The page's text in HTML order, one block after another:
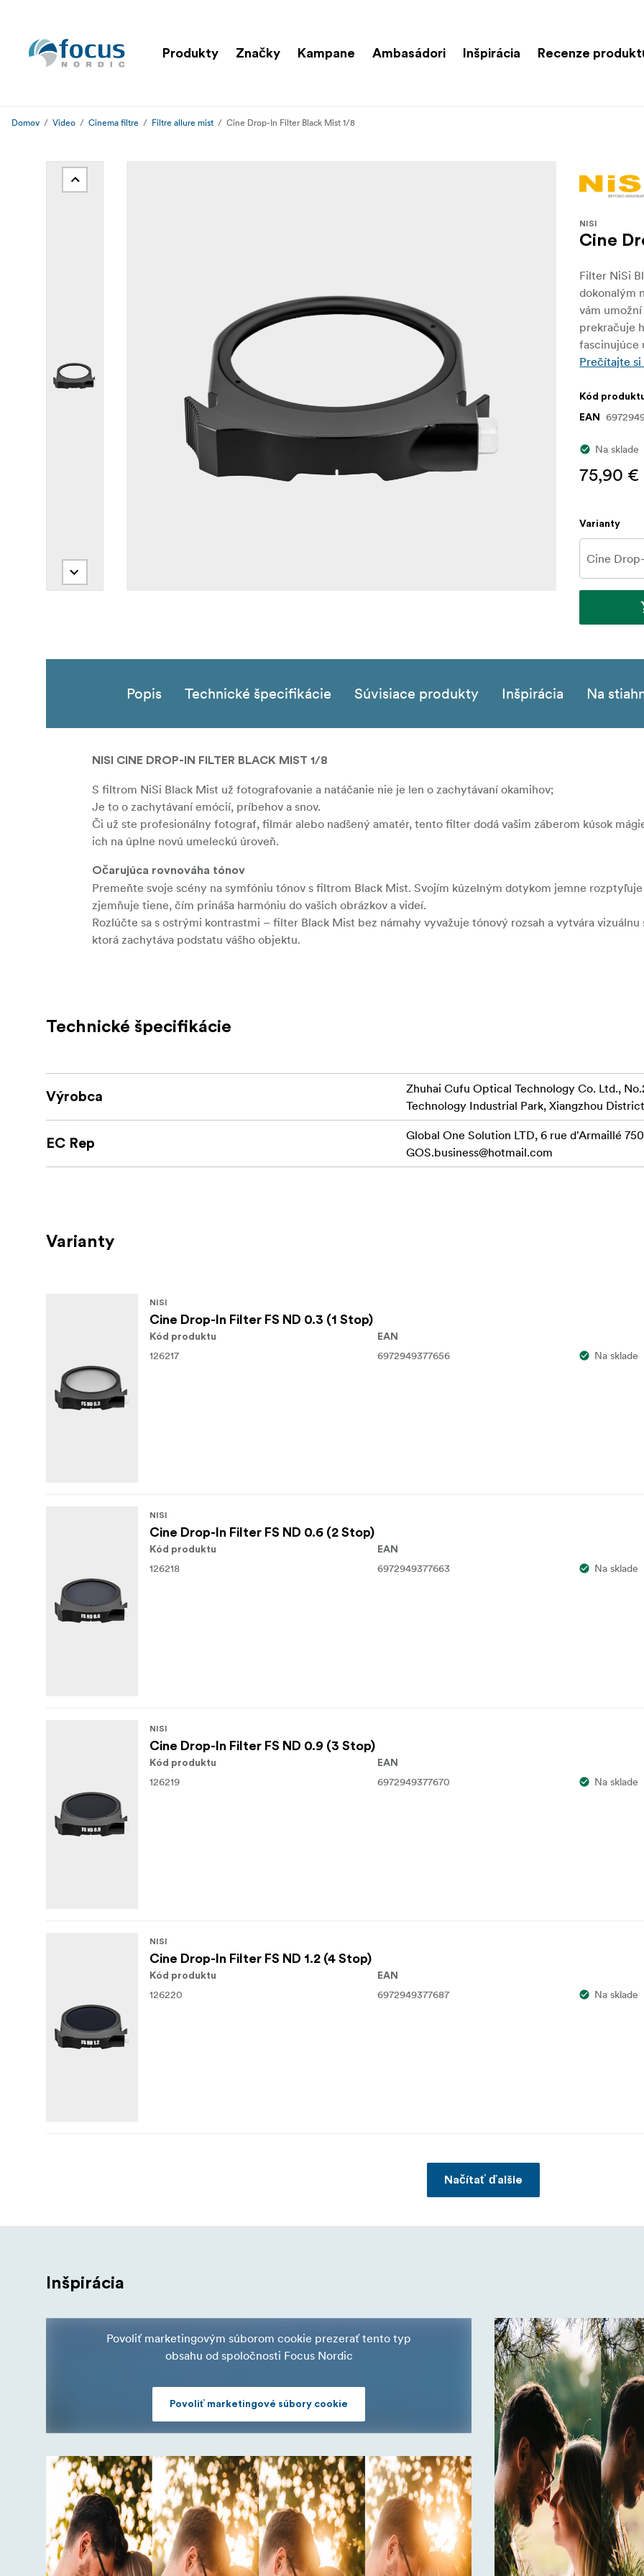
Produkty Značky Kampane Ambasádori Inšpirácia Recenze
Domov Video Cinema filtre Filtre allure mist Cine Drop-In Filter Black Mist 1/8
NISI
Cine
Filter NiSi
dokonalým
vám
prekračuje
fascinujúce
Prečítajte si
Kód
EAN
Na sklade
75,90 €
Varianty
Popis Technické špecifikácie Súvisiace produkty Inšpirácia Na
NISI CINE DROP-IN FILTER BLACK MIST 1/8
S filtrom NiSi Black Mist už fotografovanie a natáčanie nie je len o zachytávaní okamihov;
Je to o zachytávaní emócií, príbehov a snov.
Či už ste profesionálny fotograf, filmár alebo nadšený amatér, tento filter dodá vašim záberom kúsok
ich na úplne novú umeleckú úroveň.
Očarujúca rovnováha tónov
Premeňte svoje scény na symfóniu tónov s filtrom Black Mist. Svojím kúzelným dotykom jemne rozptyľuje
zjemňuje tiene, čím prináša harmóniu do vašich obrázkov a videí.
Rozlúčte sa s ostrými kontrastmi – filter Black Mist bez námahy vyvažuje tónový rozsah a vytvára vizuálnu
ktorá zachytáva podstatu vášho objektu.
Alebo možno zachytávate filmovú krajinu za úsvitu, kde sa hmlistá atmosféra plynule spája, vytvárajúc
mágie.
Filter Black Mist vám dáva možnosť vytvárať vizuálne príbehy, ktoré vyvolávajú emócie a spájajú sa s
Je to brána do sveta kreativity a filmového vyjadrenia. Pomáha vám prekročiť hranice bežného a vytvárať
nielenže vyzerajú úžasne, ale aj rozprávajú pútavé príbehy. Vaše obrázky a videá budú vyžarovať
tak, aby vydržal náročnosť terénu a zároveň poskytoval dokonalú filmovú kvalitu.
Konštrukcia filtra z optického skla zaisťuje dokonalú kvalitu obrazu a videa, zatiaľ čo dostupnosť rôznych
umožňuje vybrať si ideálnu intenzitu pre požadovaný efekt.
Kompatibilný s objektívmi NiSi ATHENA Full Frame Primes so slotom na vkladacie filtre.
K dispozícii v dvoch stupňoch:
1/4 – Stredný efekt
Technické špecifikácie
Výrobca
Zhuhai Cufu Optical Technology Co. Ltd.,
Technology Industrial Park, Xiangzhou
EC Rep
Global One Solution LTD, 6 rue d'Armaillé
GOS.business@hotmail.com
Varianty
NISI
Cine Drop-In Filter FS ND 0.3 (1 Stop)
Kód produktu
126217
EAN
6972949377656 Na sklade
NISI
Cine Drop-In Filter FS ND 0.6 (2 Stop)
Kód produktu
126218
EAN
6972949377663 Na sklade
NISI
Cine Drop-In Filter FS ND 0.9 (3 Stop)
Kód produktu
126219
EAN
6972949377670 Na sklade
NISI
Cine Drop-In Filter FS ND 1.2 (4 Stop)
Kód produktu
126220
EAN
6972949377687 Na sklade
Načítať ďalšie
Inšpirácia
Povoliť marketingovým súborom cookie prezerať tento typ
obsahu od spoločnosti Focus Nordic
Povoliť marketingové súbory cookie